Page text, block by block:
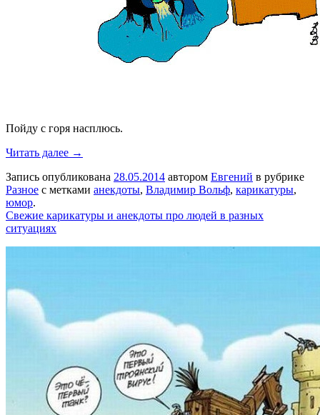
Пойду с горя насплюсь.
Читать далее →
Запись опубликована 28.05.2014 автором Евгений в рубрике
Разное с метками анекдоты, Владимир Вольф, карикатуры,
юмор.
Свежие карикатуры и анекдоты про людей в разных
ситуациях